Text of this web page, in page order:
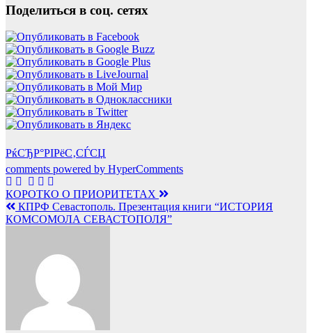
Поделиться в соц. сетях
РќСЂР°РІРёС‚СЃСЏ
comments powered by HyperComments
Навигация
по
КОРОТКО О ПРИОРИТЕТАХ
КПРФ Севастополь. Презентация книги “ИСТОРИЯ
КОМСОМОЛА СЕВАСТОПОЛЯ”